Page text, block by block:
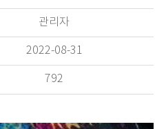
관리자
2022-08-31
792